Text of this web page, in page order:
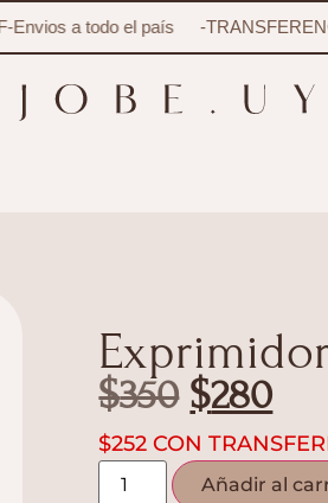
a todo el país
$350 $280
$252 CON
Añadir al